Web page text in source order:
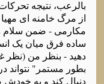
بالرعب، نتیجه
مکارمی - ضمن سلام
ساده فرق میان یک
دهید - بنظر من
بطور مستمر" نتواند
دنبال کند و به